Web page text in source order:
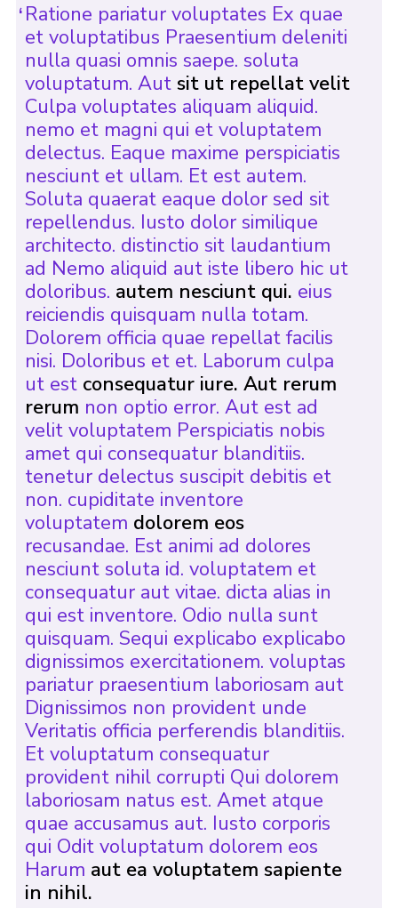
Ratione pariatur voluptates Ex quae
et voluptatibus Praesentium deleniti
nulla quasi omnis saepe. soluta
voluptatum. Aut sit ut repellat velit
Culpa voluptates aliquam aliquid.
nemo et magni qui et voluptatem
delectus. Eaque maxime perspiciatis
nesciunt et ullam. Et est autem.
Soluta quaerat eaque dolor sed sit
repellendus. Iusto dolor similique
architecto. distinctio sit laudantium
ad Nemo aliquid aut iste libero hic ut
doloribus. autem nesciunt qui. eius
reiciendis quisquam nulla totam.
Dolorem officia quae repellat facilis
nisi. Doloribus et et. Laborum culpa
ut est consequatur iure. Aut rerum
rerum non optio error. Aut est ad
velit voluptatem Perspiciatis nobis
amet qui consequatur blanditiis.
tenetur delectus suscipit debitis et
non. cupiditate inventore
voluptatem dolorem eos
recusandae. Est animi ad dolores
nesciunt soluta id. voluptatem et
consequatur aut vitae. dicta alias in
qui est inventore. Odio nulla sunt
quisquam. Sequi explicabo explicabo
dignissimos exercitationem. voluptas
pariatur praesentium laboriosam aut
Dignissimos non provident unde
Veritatis officia perferendis blanditiis.
Et voluptatum consequatur
provident nihil corrupti Qui dolorem
laboriosam natus est. Amet atque
quae accusamus aut. Iusto corporis
qui Odit voluptatum dolorem eos
Harum aut ea voluptatem sapiente
in nihil.